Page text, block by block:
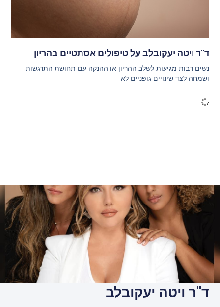
ד"ר ויטה יעקובלב על טיפולים אסתטיים בהריון
נשים רבות מגיעות לשלב ההריון או ההנקה עם תחושת התרגשות
ושמחה לצד שינויים גופניים לא
ד"ר ויטה יעקובלב